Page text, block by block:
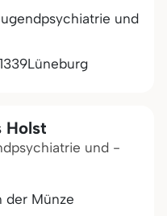
und
Lüneburg
Holst
und -
der Münze